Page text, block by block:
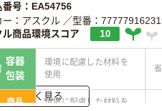
番号：EA54756
ー：アスクル ／型番：
ル商品環境スコア
10
容器
包装
環境に配慮した材料を
使用
商品
環境に配慮した材料を
詳しく見る